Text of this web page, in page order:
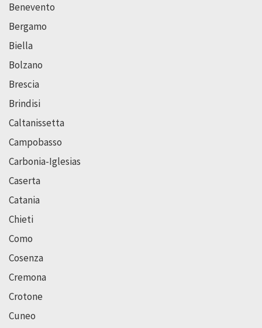
Benevento
Bergamo
Biella
Bolzano
Brescia
Brindisi
Caltanissetta
Campobasso
Carbonia-Iglesias
Caserta
Catania
Chieti
Como
Cosenza
Cremona
Crotone
Cuneo